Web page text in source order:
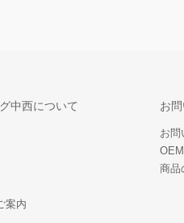
中西について
案内
お
お問
商品